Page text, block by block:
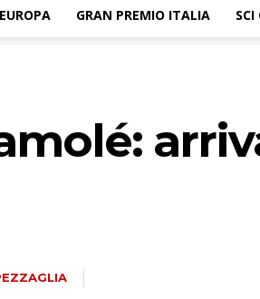
ski
GRAN PREMIO ITALIA SCI